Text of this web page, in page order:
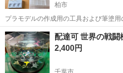
柏市
プラモデルの作成用の工具および筆塗用
のものは、プラモデル作成委員会のも
あります。 またその中にカッターマッ
ります。 ルーペには添付のと...
千葉 柏市 模型、プラモデル
配達可 世界の戦
2,400円